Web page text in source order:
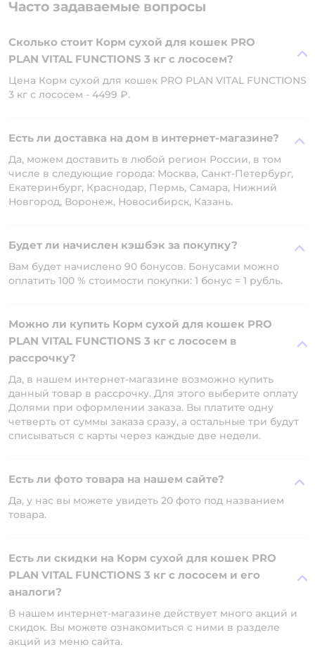
Часто задаваемые вопросы
Сколько стоит Корм сухой для кошек PRO
PLAN VITAL FUNCTIONS 3 кг с лососем?
Цена Корм сухой для кошек PRO PLAN VITAL FUNCTIONS
3 кг с лососем - 4499 ₽.
Есть ли доставка на дом в интернет-магазине?
Да, можем доставить в любой регион России, в том
числе в следующие города: Москва, Санкт-Петербург,
Екатеринбург, Краснодар, Пермь, Самара, Нижний
Новгород, Воронеж, Новосибирск, Казань.
Будет ли начислен кэшбэк за покупку?
Вам будет начислено 90 бонусов. Бонусами можно
оплатить 100 % стоимости покупки: 1 бонус = 1 рубль.
Можно ли купить Корм сухой для кошек PRO
PLAN VITAL FUNCTIONS 3 кг с лососем в
рассрочку?
Да, в нашем интернет-магазине возможно купить
данный товар в рассрочку. Для этого выберите оплату
Долями при оформлении заказа. Вы платите одну
четверть от суммы заказа сразу, а остальные три будут
списываться с карты через каждые две недели.
Есть ли фото товара на нашем сайте?
Да, у нас вы можете увидеть 20 фото под названием
товара.
Есть ли скидки на Корм сухой для кошек PRO
PLAN VITAL FUNCTIONS 3 кг с лососем и его
аналоги?
В нашем интернет-магазине действует много акций и
скидок. Вы можете ознакомиться с ними в разделе
акций из меню сайта.